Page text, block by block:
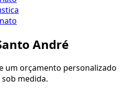
André
um orçamento personalizado
medida.